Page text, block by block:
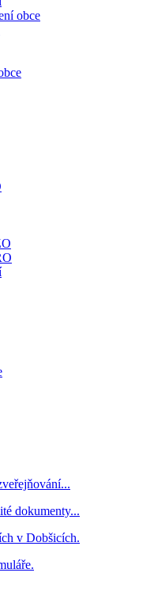
obce
dokumenty...
v Dobšicích.